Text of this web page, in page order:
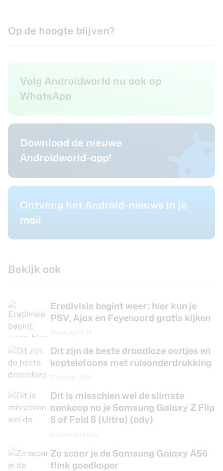
Op de hoogte blijven?
Volg Androidworld nu ook op
WhatsApp
Download de nieuwe
Androidworld-app!
Ontvang het Android-nieuws in je
mail
Bekijk ook
Eredivisie begint weer: hier kun je
PSV, Ajax en Feyenoord gratis kijken
Dit zijn de beste draadloze oortjes en
koptelefoons met ruisonderdrukking
Dit is misschien wel de slimste
aankoop na je Samsung Galaxy Z Flip
8 of Fold 8 (Ultra) (adv)
Zo scoor je de Samsung Galaxy A56
flink goedkoper